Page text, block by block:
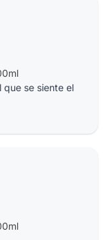
que se siente el